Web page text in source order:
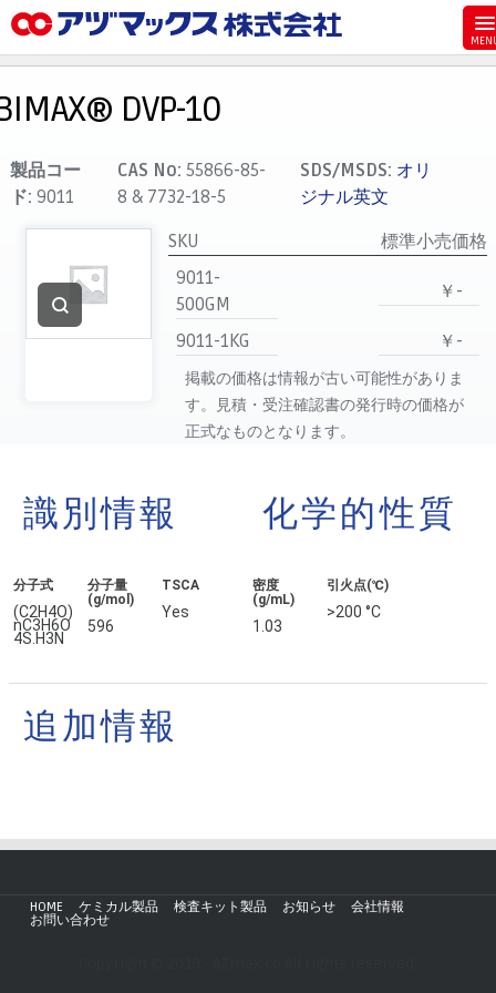
お気に入り
カート
マイアカウント
代理店一覧
支払い
DVP-10
製品コー
ド: 9011
CAS No:55866-85-
8 & 7732-18-5
SDS/MSDS: オリ
ジナル英文
SKU
標準小売価格
9011-
500GM
￥-
9011-1KG ￥-
掲載の価格は情報が古い可能性がありま
す。見積・受注確認書の発行時の価格が
正式なものとなります。
識別情報
分子式
(C2H4O)
nC3H6O
4S.H3N
分子量
(g/mol)
596
TSCA
Yes
化学的性質
密度
(g/mL)
1.03
引火点(℃)
>200 °C
追加情報
HOME ケミカル製品 検査キット製品 お知らせ
会社情報
お問い合わせ